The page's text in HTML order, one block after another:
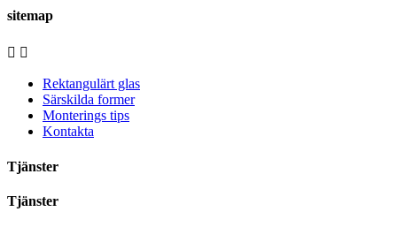
sitemap
 
Rektangulärt glas
Särskilda former
Monterings tips
Kontakta
Tjänster
Tjänster